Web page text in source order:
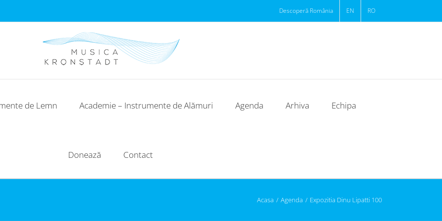
Descoperă România EN RO
de Lemn Academie – Instrumente de Alămuri Agenda Arhiva Echipa
Donează Contact
Acasa / Agenda / Expozitia Dinu Lipatti 100